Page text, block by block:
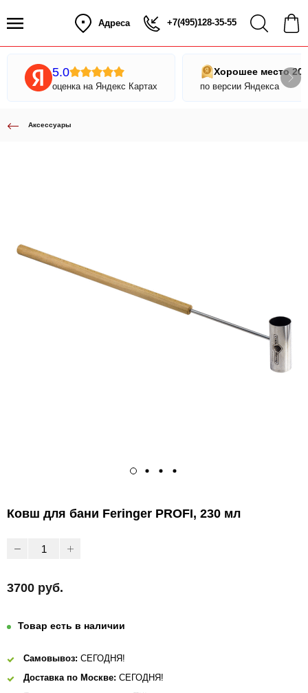
Адреса +7(495)128-35-55
5.0
оценка на Яндекс Картах
Хорошее место
по версии Яндекса
Аксессуары
Ковш для бани Feringer PROFI, 230 мл
3700 руб.
Товар есть в наличии
Самовывоз: СЕГОДНЯ!
Доставка по Москве: СЕГОДНЯ!